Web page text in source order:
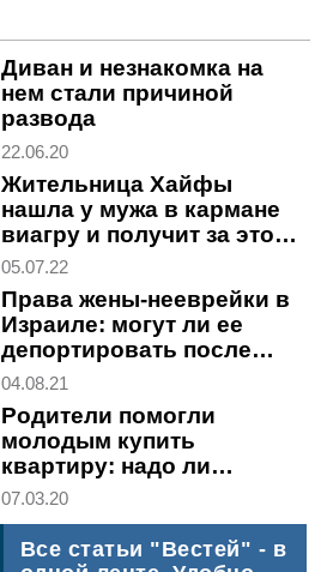
Диван и незнакомка на
нем стали причиной
развода
22.06.20
Жительница Хайфы
нашла у мужа в кармане
виагру и получит за это
67.000 шекелей
05.07.22
Права жены-нееврейки в
Израиле: могут ли ее
депортировать после
развода
04.08.21
Родители помогли
молодым купить
квартиру: надо ли
возвращать деньги после
07.03.20
Все статьи "Вестей" - в